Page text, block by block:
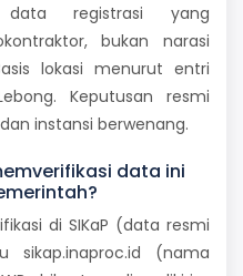
registrasi yang
bukan narasi
lokasi menurut entri
Keputusan resmi
instansi berwenang.
data ini
di SIKaP (data resmi
sikap.inaproc.id (nama